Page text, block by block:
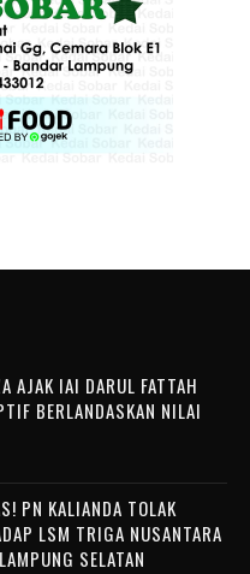
AJAK IAI DARUL FATTAH
BERLANDASKAN NILAI
PN KALIANDA TOLAK
LSM TRIGA NUSANTARA
SELATAN